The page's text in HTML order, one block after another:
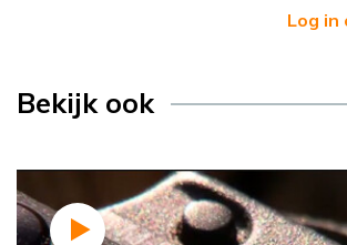
Log in
Bekijk ook